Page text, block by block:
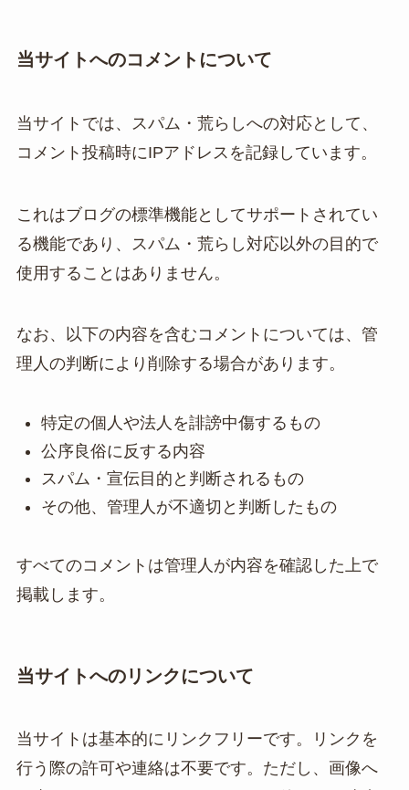
当サイトへのコメントについて
当サイトでは、スパム・荒らしへの対応として、
コメント投稿時にIPアドレスを記録しています。
これはブログの標準機能としてサポートされてい
る機能であり、スパム・荒らし対応以外の目的で
使用することはありません。
なお、以下の内容を含むコメントについては、管
理人の判断により削除する場合があります。
特定の個人や法人を誹謗中傷するもの
公序良俗に反する内容
スパム・宣伝目的と判断されるもの
その他、管理人が不適切と判断したもの
すべてのコメントは管理人が内容を確認した上で
掲載します。
当サイトへのリンクについて
当サイトは基本的にリンクフリーです。リンクを
行う際の許可や連絡は不要です。ただし、画像へ